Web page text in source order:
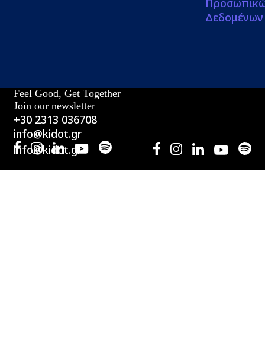
Δεδομένων
Feel Good, Get Together
Join our newsletter
+30 2313 036708
info@kidot.gr
info@kidot.gr